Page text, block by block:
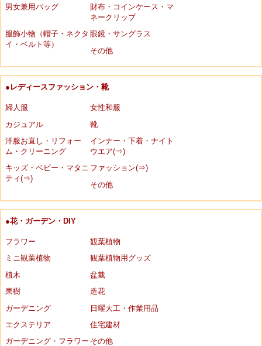
男女兼用バッグ
財布・コインケース・マ
ネークリップ
服飾小物（帽子・ネクタ
イ・ベルト等）
眼鏡・サングラス
その他
●レディースファッション・靴
婦人服
女性和服
カジュアル
靴
洋服お直し・リフォー
ム・クリーニング
インナー・下着・ナイト
ウエア(⇒)
キッズ・ベビー・マタニ
ティ(⇒)
ファッション(⇒)
その他
●花・ガーデン・DIY
フラワー
観葉植物
ミニ観葉植物
観葉植物用グッズ
植木
盆栽
果樹
造花
ガーデニング
日曜大工・作業用品
エクステリア
住宅建材
ガーデニング・フラワー その他